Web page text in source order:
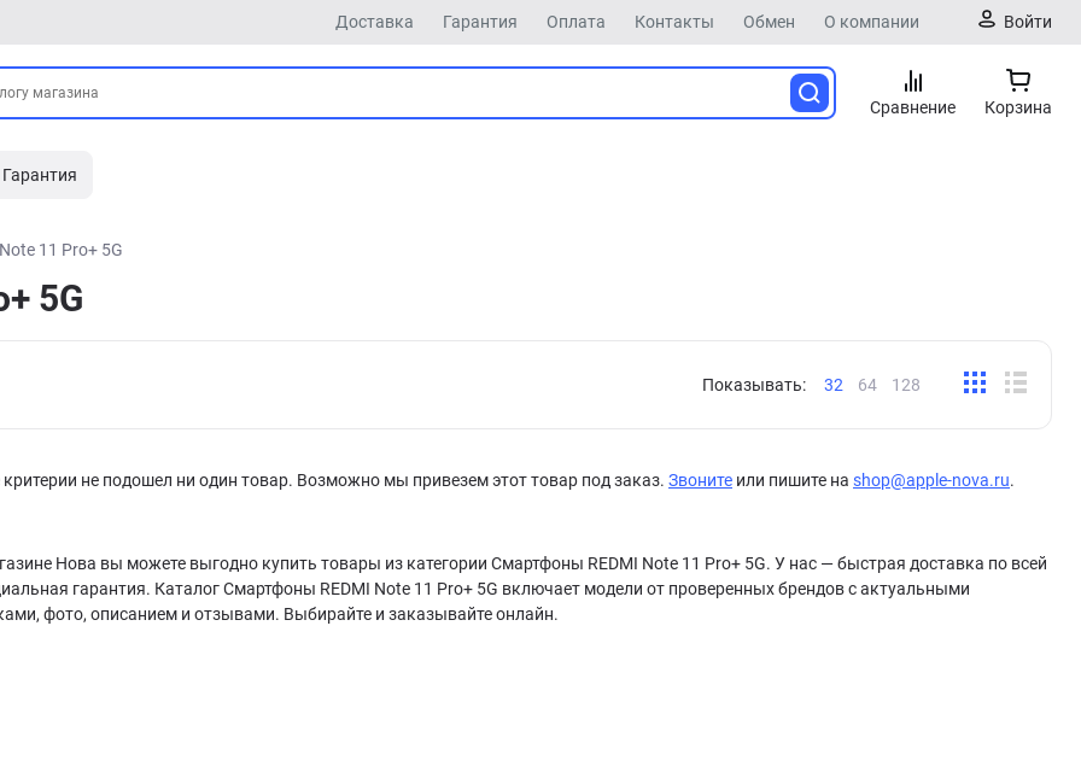
Доставка Гарантия Оплата Контакты Обмен О компании Войти
Сравнение Корзина
Гарантия
Note 11 Pro+ 5G
5G
Показывать: 32 64 128
не подошел ни один товар. Возможно мы привезем этот товар под заказ. Звоните или пишите на shop@apple-nova.ru.
Нова вы можете выгодно купить товары из категории Смартфоны REDMI Note 11 Pro+ 5G. У нас — быстрая доставка по всей
гарантия. Каталог Смартфоны REDMI Note 11 Pro+ 5G включает модели от проверенных брендов с актуальными
фото, описанием и отзывами. Выбирайте и заказывайте онлайн.